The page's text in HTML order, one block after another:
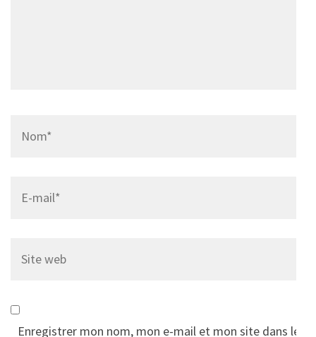
web
Enregistrer mon nom, mon e-mail et mon site dans le